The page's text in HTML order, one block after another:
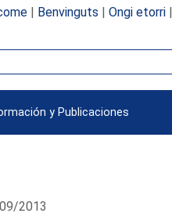
| Benvinguts | Ongi etorri|
y Publicaciones
2013